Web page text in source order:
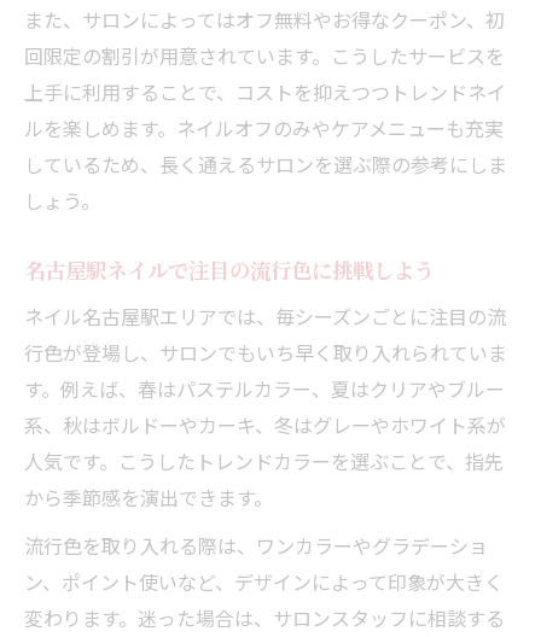
また、サロンによってはオフ無料やお得なクーポン、初
回限定の割引が用意されています。こうしたサービスを
上手に利用することで、コストを抑えつつトレンドネイ
ルを楽しめます。ネイルオフのみやケアメニューも充実
しているため、長く通えるサロンを選ぶ際の参考にしま
しょう。
名古屋駅ネイルで注目の流行色に挑戦しよう
ネイル名古屋駅エリアでは、毎シーズンごとに注目の流
行色が登場し、サロンでもいち早く取り入れられていま
す。例えば、春はパステルカラー、夏はクリアやブルー
系、秋はボルドーやカーキ、冬はグレーやホワイト系が
人気です。こうしたトレンドカラーを選ぶことで、指先
から季節感を演出できます。
流行色を取り入れる際は、ワンカラーやグラデーショ
ン、ポイント使いなど、デザインによって印象が大きく
変わります。迷った場合は、サロンスタッフに相談する